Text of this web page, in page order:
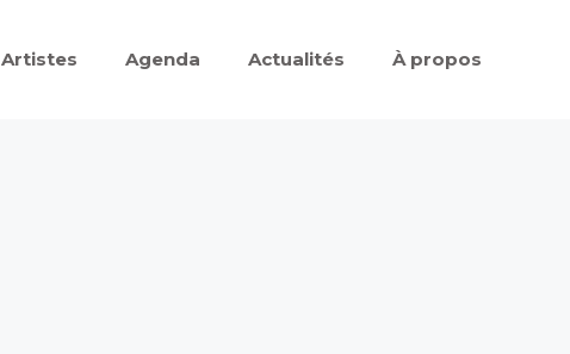
Artistes Agenda Actualités À propos